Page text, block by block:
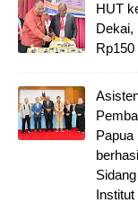
HUT
Dekai,
Papua